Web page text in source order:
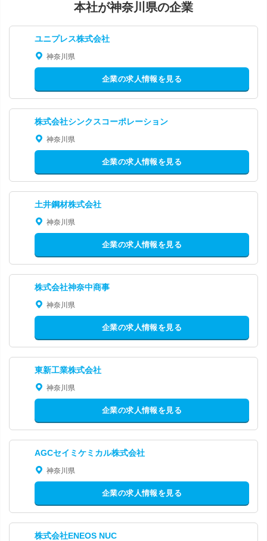
本社が神奈川県の企業
ユニプレス株式会社
神奈川県
企業の求人情報を見る
株式会社シンクスコーポレーション
神奈川県
企業の求人情報を見る
土井鋼材株式会社
神奈川県
企業の求人情報を見る
株式会社神奈中商事
神奈川県
企業の求人情報を見る
東新工業株式会社
神奈川県
企業の求人情報を見る
AGCセイミケミカル株式会社
神奈川県
企業の求人情報を見る
株式会社ENEOS NUC